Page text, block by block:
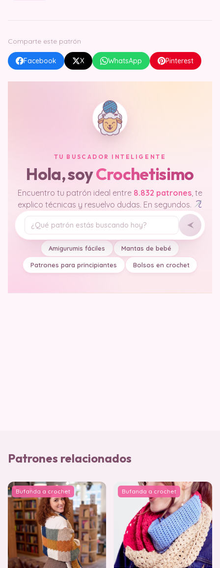
Comparte este patrón
Facebook X WhatsApp Pinterest
TU BUSCADOR INTELIGENTE
Hola, soyCrochetisimo
Encuentro tu patrón ideal entre 8.832 patrones , te
explico técnicas y resuelvo dudas. En segundos.
Tu pregunta
Amigurumis fáciles Mantas de bebé
Patrones para principiantes Bolsos en crochet
Patrones relacionados
Bufanda a crochet Bufanda a crochet